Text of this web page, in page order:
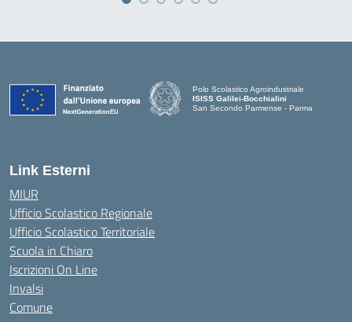
Polo Scolastico Agroindustriale
ISISS Galilei-Bocchialini
San Secondo Parmense - Parma
Link Esterni
MIUR
Ufficio Scolastico Regionale
Ufficio Scolastico Territoriale
Scuola in Chiaro
Iscrizioni On Line
Invalsi
Comune